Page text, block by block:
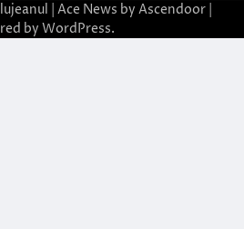
| Ace News by Ascendoor
by WordPress.